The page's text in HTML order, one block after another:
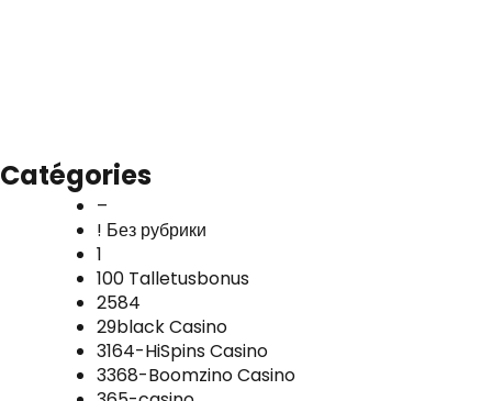
Catégories
–
! Без рубрики
1
100 Talletusbonus
2584
29black Casino
3164-HiSpins Casino
3368-Boomzino Casino